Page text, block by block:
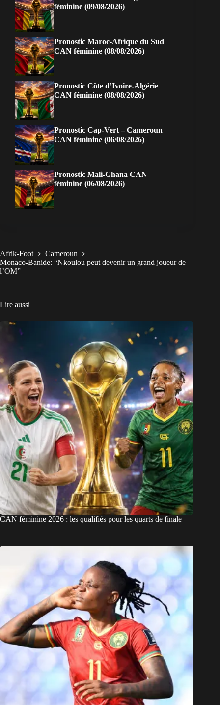
féminine (09/08/2026)
Pronostic Maroc-Afrique du Sud
CAN féminine (08/08/2026)
Pronostic Côte d’Ivoire-Algérie
CAN féminine (08/08/2026)
Pronostic Cap-Vert – Cameroun
CAN féminine (06/08/2026)
Pronostic Mali-Ghana CAN
féminine (06/08/2026)
Afrik-Foot
Cameroun
Monaco-Banide: “Nkoulou peut devenir un grand joueur de
l’OM”
Lire aussi
CAN féminine 2026 : les qualifiés pour les quarts de finale